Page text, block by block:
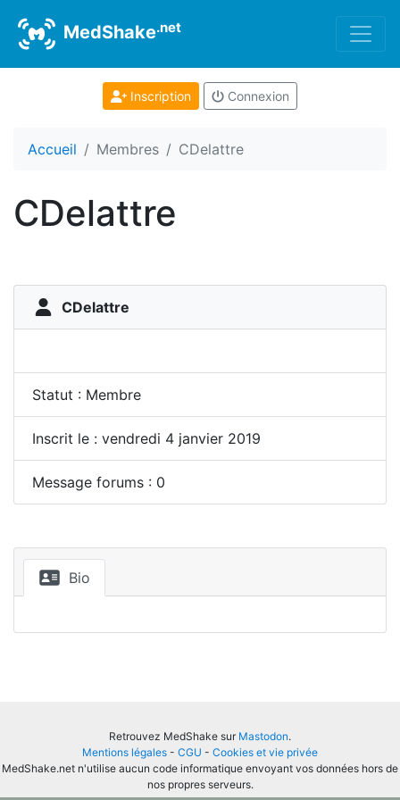
MedShake.net
Inscription Connexion
Accueil Membres CDelattre
CDelattre
CDelattre
Statut : Membre
Inscrit le : vendredi 4 janvier 2019
Message forums : 0
Bio
Retrouvez MedShake sur Mastodon.
Mentions légales - CGU - Cookies et vie privée
MedShake.net n'utilise aucun code informatique envoyant vos données hors de
nos propres serveurs.